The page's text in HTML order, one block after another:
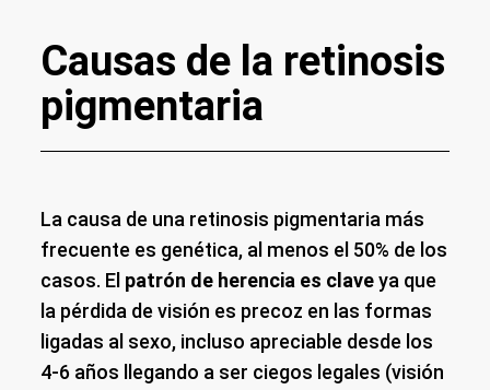
Causas de la retinosis
pigmentaria
La causa de una retinosis pigmentaria más
frecuente es genética, al menos el 50% de los
casos. El patrón de herencia es claveya que
la pérdida de visión es precoz en las formas
ligadas al sexo, incluso apreciable desde los
4-6 años llegando a ser ciegos legales (visión